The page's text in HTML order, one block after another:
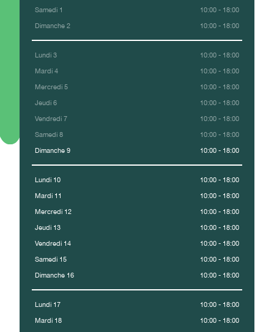
Samedi 1 10:00 - 18:00
Dimanche 2 10:00 - 18:00
Lundi 3 10:00 - 18:00
Mardi 4 10:00 - 18:00
Mercredi 5 10:00 - 18:00
Jeudi 6 10:00 - 18:00
Vendredi 7 10:00 - 18:00
Samedi 8 10:00 - 18:00
Dimanche 9 10:00 - 18:00
Lundi 10 10:00 - 18:00
Mardi 11 10:00 - 18:00
Mercredi 12 10:00 - 18:00
Jeudi 13 10:00 - 18:00
Vendredi 14 10:00 - 18:00
Samedi 15 10:00 - 18:00
Dimanche 16 10:00 - 18:00
Lundi 17 10:00 - 18:00
Mardi 18 10:00 - 18:00